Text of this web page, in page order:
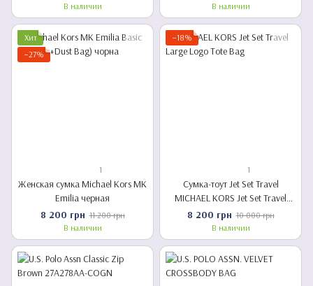
В наличии В наличии
Хит
−27%
1
Женская сумка Michael Kors MK
Emilia черная
8 200 грн 11 200 грн
В наличии
−18%
1
Сумка-тоут Jet Set Travel
MICHAEL KORS Jet Set Travel
Large Logo Tote Bag
8 200 грн 10 000 грн
В наличии